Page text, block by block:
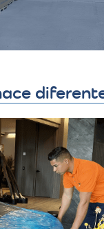
accesibilidad.